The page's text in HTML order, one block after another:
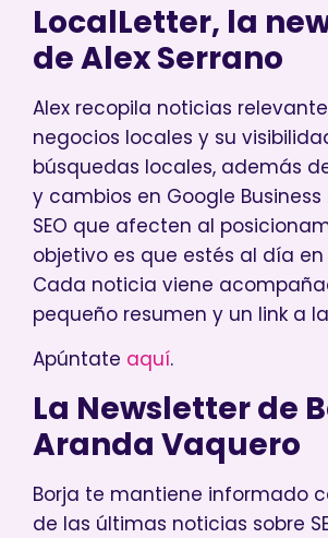
LocalLetter, la
de Alex Serrano
Alex recopila noticias
negocios locales y su
búsquedas locales, además
y cambios en Google Business
SEO que afecten al
objetivo es que estés al día en
Cada noticia viene
pequeño resumen y un link a
Apúntate aquí.
La Newsletter de
Aranda Vaquero
Borja te mantiene informado
de las últimas noticias sobre